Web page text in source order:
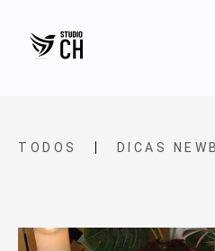
TODOS DICAS